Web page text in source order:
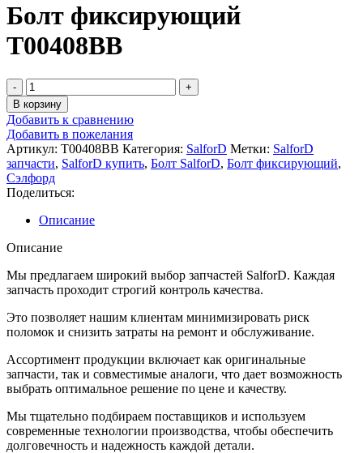
Болт фиксирующий
T00408BB
В корзину
Добавить к сравнению
Добавить в пожелания
Артикул: T00408BB Категория: SalforD Метки: SalforD
запчасти, SalforD купить, Болт SalforD, Болт фиксирующий,
Сэлфорд
Поделиться:
Описание
Описание
Мы предлагаем широкий выбор запчастей SalforD. Каждая
запчасть проходит строгий контроль качества.
Это позволяет нашим клиентам минимизировать риск
поломок и снизить затраты на ремонт и обслуживание.
Ассортимент продукции включает как оригинальные
запчасти, так и совместимые аналоги, что дает возможность
выбрать оптимальное решение по цене и качеству.
Мы тщательно подбираем поставщиков и используем
современные технологии производства, чтобы обеспечить
долговечность и надежность каждой детали.